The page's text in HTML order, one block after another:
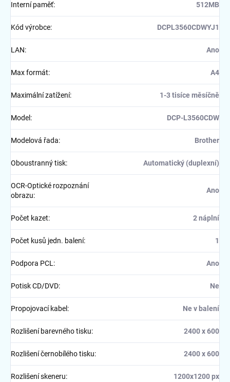
Interní paměť: 512MB
Kód výrobce: DCPL3560CDWYJ1
LAN: Ano
Max formát: A4
Maximální zatížení: 1-3 tisíce měsíčně
Model : DCP-L3560CDW
Modelová řada: Brother
Oboustranný tisk: Automatický (duplexní)
OCR-Optické rozpoznání
obrazu:
Ano
Počet kazet: 2 náplní
Počet kusů jedn. balení: 1
Podpora PCL: Ano
Potisk CD/DVD: Ne
Propojovací kabel : Ne v balení
Rozlišení barevného tisku: 2400 x 600
Rozlišení černobílého tisku: 2400 x 600
Rozlišení skeneru: 1200x1200 px